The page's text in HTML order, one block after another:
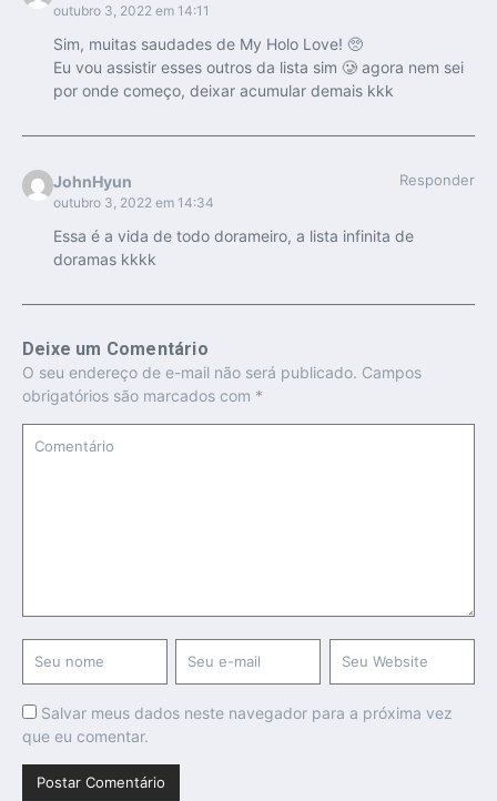
outubro 3, 2022 em 14:11
Sim, muitas saudades de My Holo Love! 🥺
Eu vou assistir esses outros da lista sim 🥲 agora nem sei
por onde começo, deixar acumular demais kkk
JohnHyun
outubro 3, 2022 em 14:34
Responder
Essa é a vida de todo dorameiro, a lista infinita de
doramas kkkk
Deixe um Comentário
O seu endereço de e-mail não será publicado. Campos
obrigatórios são marcados com *
Salvar meus dados neste navegador para a próxima vez
que eu comentar.